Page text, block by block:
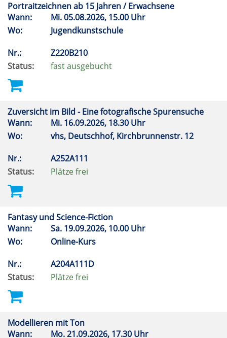
Portraitzeichnen ab 15 Jahren / Erwachsene
Wann:
Mi.05.08.2026, 15.00 Uhr
Wo:
Jugendkunstschule
Nr.:
Z220B210
Status:
fast ausgebucht
Zuversicht im Bild - Eine fotografische Spurensuche
Wann:
Mi. 16.09.2026, 18.30 Uhr
Wo:
vhs, Deutschhof, Kirchbrunnenstr. 12
Nr.:
A252A111
Status:
Plätze frei
Fantasy und Science-Fiction
Wann:
Sa. 19.09.2026, 10.00 Uhr
Wo:
Online-Kurs
Nr.:
A204A111D
Status:
Plätze frei
Modellieren mit Ton
Wann:
Mo.21.09.2026, 17.30 Uhr